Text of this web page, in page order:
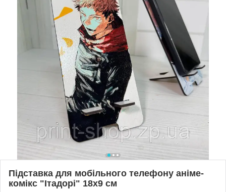
Підставка для мобільного телефону аніме-
комікс "Ітадорі" 18х9 см